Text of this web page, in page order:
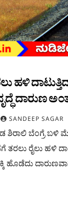
ಹಳಿ
ದಾರುಣ
SANDEEP SAGAR
ಶಿರಾಲಿ ಬೆಂಗ್ರೆ ಬಳಿ
ರೈಲು ಹಳಿ
ಹೊಡೆದು